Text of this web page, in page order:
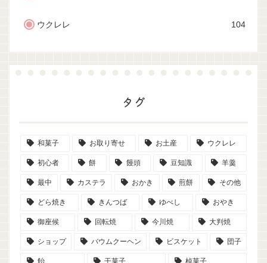
ウクレレ 104
タグ
和菓子 お取り寄せ お土産 ウクレレ
初心者 餅 饅頭 豆知識 羊羹
最中 カステラ おかき 煎餅 その他
どら焼き きんつば ゆべし おやき
御座候 回転焼 今川焼 大判焼
ショップ バウムクーヘン ビスケット 団子
飴 干菓子 棹菓子